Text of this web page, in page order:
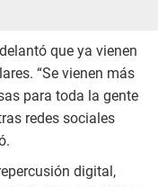
que ya vienen
“Se vienen más
para toda la gente
redes sociales
digital,